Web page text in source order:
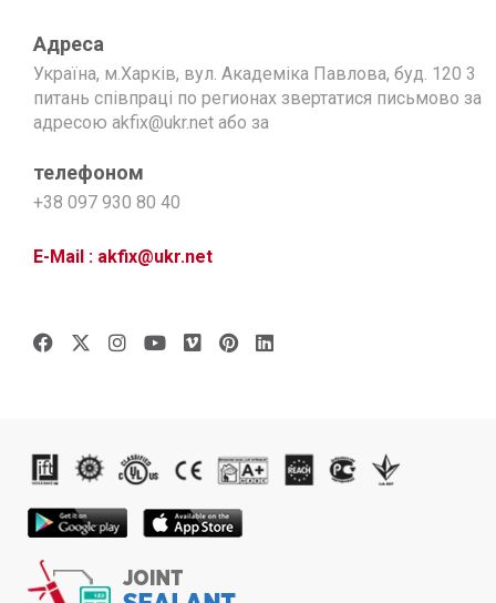
Адреса
Україна, м.Харків, вул. Академіка Павлова, буд. 120 3
питань співпраці по регионах звертатися письмово за
адресою akfix@ukr.net або за
телефоном
+38 097 930 80 40
E-Mail : akfix@ukr.net